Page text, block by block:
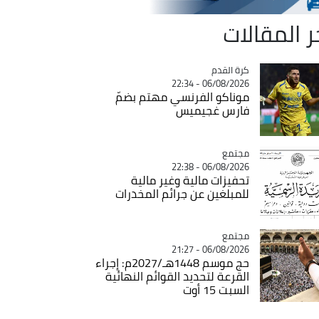
المقالات
Catégorie
كرة القدم
06/08/2026 - 22:34
موناكو الفرنسي مهتم بضمّ
فارس غجيميس
Catégorie
مجتمع
06/08/2026 - 22:38
تحفيزات مالية وغير مالية
للمبلغين عن جرائم المخدرات
Catégorie
مجتمع
06/08/2026 - 21:27
حج موسم 1448هـ/2027م: إجراء
القرعة لتحديد القوائم النهائية
السبت 15 أوت